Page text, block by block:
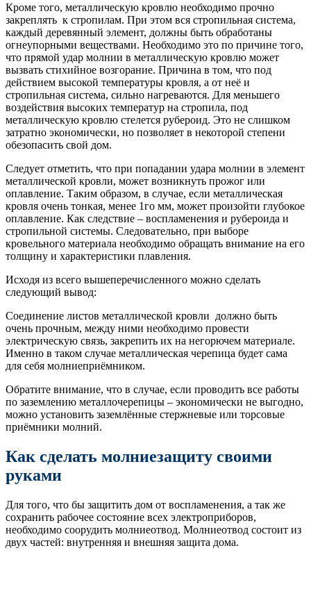
Кроме того, металлическую кровлю необходимо прочно
закреплять к стропилам. При этом вся стропильная система,
каждый деревянный элемент, должны быть обработаны
огнеупорными веществами. Необходимо это по причине того,
что прямой удар молнии в металлическую кровлю может
вызвать стихийное возгорание. Причина в том, что под
действием высокой температуры кровля, а от неё и
стропильная система, сильно нагреваются. Для меньшего
воздействия высоких температур на стропила, под
металлическую кровлю стелется рубероид. Это не слишком
затратно экономически, но позволяет в некоторой степени
обезопасить свой дом.
Следует отметить, что при попадании удара молнии в элемент
металлической кровли, может возникнуть прожог или
оплавление. Таким образом, в случае, если металлическая
кровля очень тонкая, менее 1го мм, может произойти глубокое
оплавление. Как следствие – воспламенения и рубероида и
стропильной системы. Следовательно, при выборе
кровельного материала необходимо обращать внимание на его
толщину и характеристики плавления.
Исходя из всего вышеперечисленного можно сделать
следующий вывод:
Соединение листов металлической кровли должно быть
очень прочным, между ними необходимо провести
электрическую связь, закрепить их на негорючем материале.
Именно в таком случае металлическая черепица будет сама
для себя молниеприёмником.
Обратите внимание, что в случае, если проводить все работы
по заземлению металлочерепицы – экономически не выгодно,
можно установить заземлённые стержневые или торсовые
приёмники молний.
Как сделать молниезащиту своими
руками
Для того, что бы защитить дом от воспламенения, а так же
сохранить рабочее состояние всех электроприборов,
необходимо соорудить молниеотвод. Молниеотвод состоит из
двух частей: внутренняя и внешняя защита дома.